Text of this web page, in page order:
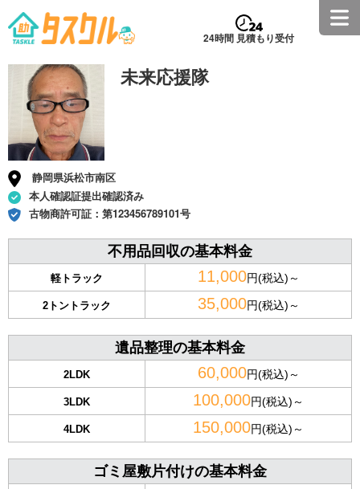
24時間 見積もり受付
未来応援隊
静岡県浜松市南区
本人確認証提出確認済み
古物商許可証： 第123456789101号
不用品回収の基本料金
軽トラック 11,000円(税込)～
2トントラック 35,000円(税込)～
遺品整理の基本料金
2LDK 60,000円(税込)～
3LDK 100,000円(税込)～
4LDK 150,000円(税込)～
ゴミ屋敷片付けの基本料金